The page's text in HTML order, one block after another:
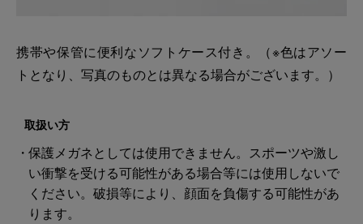
携帯や保管に便利なソフトケース付き。（※色はアソー
トとなり、写真のものとは異なる場合がございます。）
取扱い方
保護メガネとしては使用できません。スポーツや激し
い衝撃を受ける可能性がある場合等には使用しないで
ください。破損等により、顔面を負傷する可能性があ
ります。